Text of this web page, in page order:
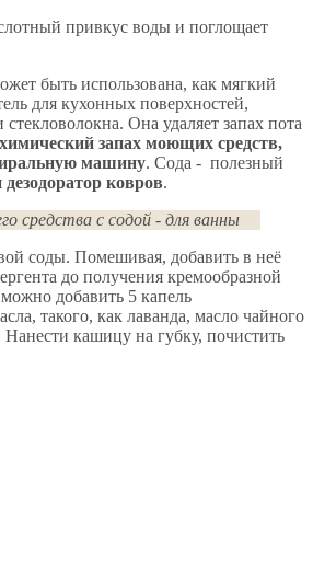
привкус воды и поглощает
быть использована, как мягкий
для кухонных поверхностей,
Она удаляет запах пота
запах моющих средств,
машину. Сода - полезный
ковров.
средства с содой - для ванны
соды. Помешивая, добавить в неё
до получения кремообразной
добавить 5 капель
такого, как лаванда, масло чайного
Нанести кашицу на губку, почистить